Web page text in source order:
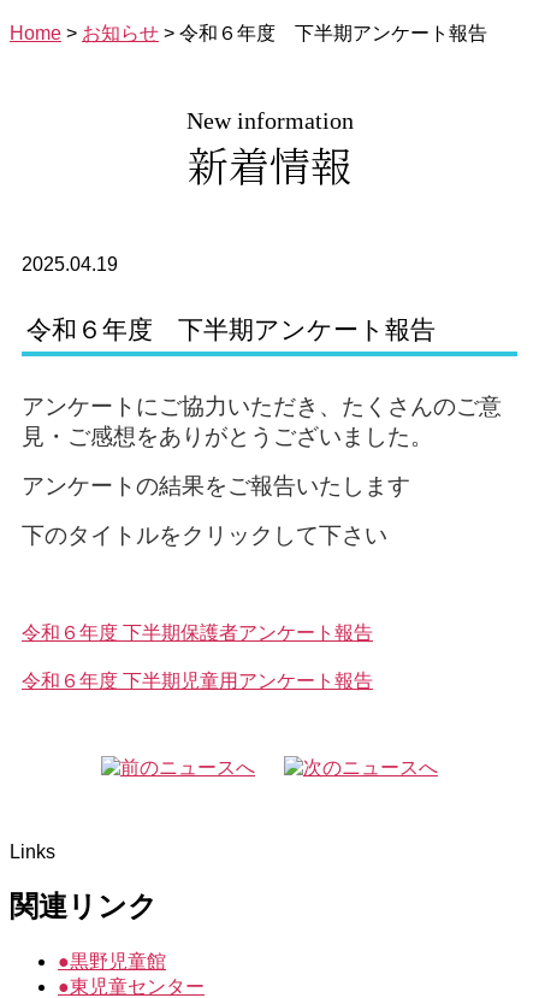
Home > お知らせ > 令和６年度 下半期アンケート報告
New information
新着情報
2025.04.19
令和６年度 下半期アンケート報告
アンケートにご協力いただき、たくさんのご意
見・ご感想をありがとうございました。
アンケートの結果をご報告いたします
下のタイトルをクリックして下さい
令和６年度 下半期保護者アンケート報告
令和６年度 下半期児童用アンケート報告
Links
関連リンク
●黒野児童館
●東児童センター